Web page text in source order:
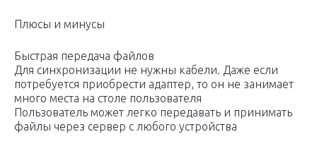
Плюсы и минусы
Быстрая передача файлов
Для синхронизации не нужны кабели. Даже если
потребуется приобрести адаптер, то он не занимает
много места на столе пользователя
Пользователь может легко передавать и принимать
файлы через сервер с любого устройства